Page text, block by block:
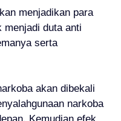
menjadikan para
menjadi duta anti
serta
akan dibekali
narkoba